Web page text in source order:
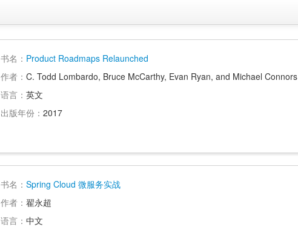
书名： Product Roadmaps Relaunched
作者： C. Todd Lombardo, Bruce McCarthy, Evan Ryan, and Michael Connors
语言： 英文
出版年份： 2017
书名： Spring Cloud 微服务实战
作者： 翟永超
语言： 中文